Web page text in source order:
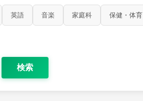
英語 音楽 家庭科 保健・体育
検索